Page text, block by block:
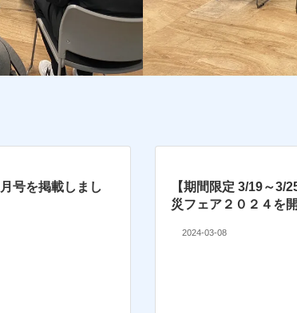
号を掲載しまし
【期間限定 3/19～3/
災フェア２０２４を
2024-03-08